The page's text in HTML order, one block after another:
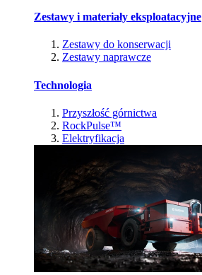
Zestawy i materiały eksploatacyjne
Zestawy do konserwacji
Zestawy naprawcze
Technologia
Przyszłość górnictwa
RockPulse™
Elektryfikacja